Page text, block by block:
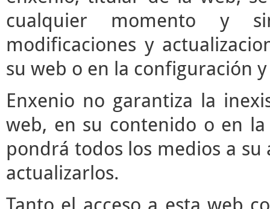
cualquier momento y
modificaciones y
su web o en la configuración
Enxenio no garantiza la
web, en su contenido o en
pondrá todos los medios a
actualizarlos.